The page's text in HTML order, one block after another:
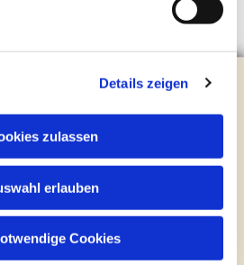
Details zeigen
zulassen
erlauben
Cookies
Steinhagen
steinhagen.de